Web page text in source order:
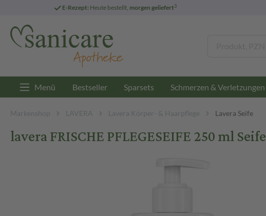
E-Rezept: Heute bestellt, morgen geliefert3
Menü Bestseller Sparsets Schmerzen & Verletzungen
Markenshop LAVERA Lavera Körper- & Haarpflege Lavera Seife
lavera FRISCHE PFLEGESEIFE 250 ml Seife